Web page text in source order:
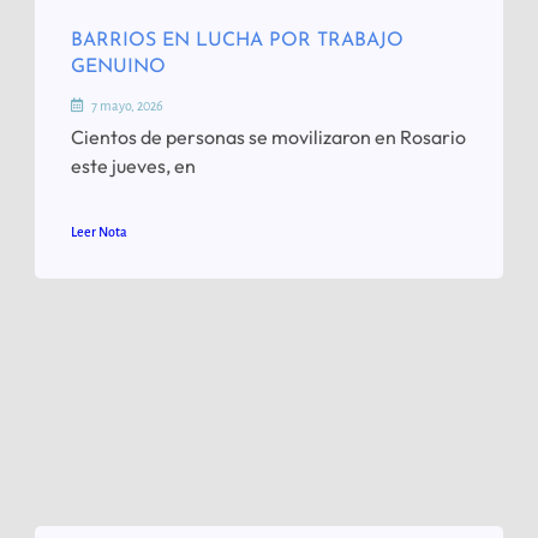
BARRIOS EN LUCHA POR TRABAJO
GENUINO
7 mayo, 2026
Cientos de personas se movilizaron en Rosario
este jueves, en
Leer Nota